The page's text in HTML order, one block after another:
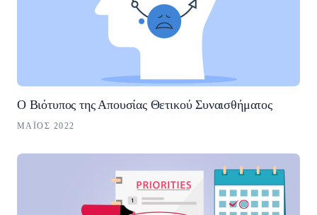
Ο Βιότυπος της Απουσίας Θετικού Συναισθήματος
ΜΆΙΟΣ 2022